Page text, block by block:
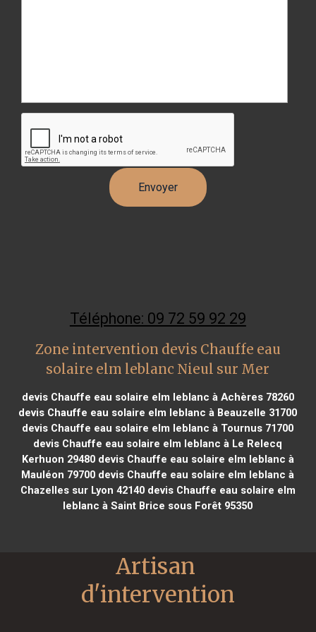
Téléphone: 09 72 59 92 29
Zone intervention devis Chauffe eau
solaire elm leblanc Nieul sur Mer
devis Chauffe eau solaire elm leblanc à Achères 78260
devis Chauffe eau solaire elm leblanc à Beauzelle 31700
devis Chauffe eau solaire elm leblanc à Tournus 71700
devis Chauffe eau solaire elm leblanc à Le Relecq
Kerhuon 29480devis Chauffe eau solaire elm leblanc à
Mauléon 79700 devis Chauffe eau solaire elm leblanc à
Chazelles sur Lyon 42140devis Chauffe eau solaire elm
leblanc à Saint Brice sous Forêt 95350
Artisan
d'intervention